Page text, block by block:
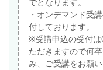
・オンデマンド受
付しております。
※受講申込の受付
ただきますので何
み、ご受講をお願い